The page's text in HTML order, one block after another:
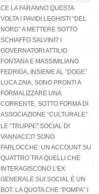
CE LA FARANNO QUESTA
VOLTA I PAVIDI LEGHISTI “DEL
NORD” A METTERE SOTTO
SCHIAFFO SALVINI? I
GOVERNATORI ATTILIO
FONTANA E MASSIMILIANO
FEDRIGA, INSIEME AL “DOGE”
LUCA ZAIA, SONO PRONTI A
FORMALIZZARE UNA
CORRENTE, SOTTO FORMA DI
ASSOCIAZIONE “CULTURALE”
LE “TRUPPE” SOCIAL DI
VANNACCI? SONO
FARLOCCHE: UN ACCOUNT SU
QUATTRO TRA QUELLI CHE
INTERAGISCONO L’EX
GENERALE SUI SOCIAL È UN
BOT. LA QUOTA CHE “POMPA” I